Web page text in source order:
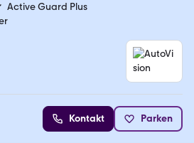
Active Guard Plus
Kontakt Parken